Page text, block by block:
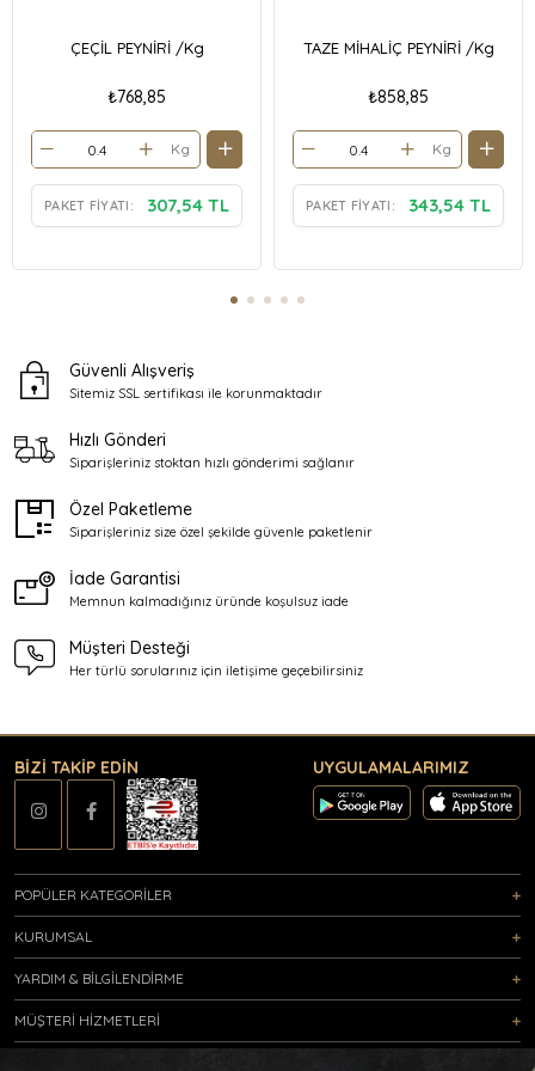
ÇEÇİL PEYNİRİ /Kg
₺768,85
Kg
PAKET FIYATI: 307,54 TL
TAZE MİHALİÇ PEYNİRİ /Kg
₺858,85
Kg
PAKET FIYATI: 343,54 TL
Güvenli Alışveriş
Sitemiz SSL sertifikası ile korunmaktadır
Hızlı Gönderi
Siparişleriniz stoktan hızlı gönderimi sağlanır
Özel Paketleme
Siparişleriniz size özel şekilde güvenle paketlenir
İade Garantisi
Memnun kalmadığınız üründe koşulsuz iade
Müşteri Desteği
Her türlü sorularınız için iletişime geçebilirsiniz
BİZİ TAKİP EDİN UYGULAMALARIMIZ
POPÜLER KATEGORİLER
KURUMSAL
YARDIM & BİLGİLENDİRME
MÜŞTERİ HİZMETLERİ